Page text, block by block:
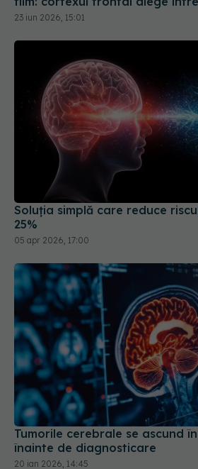
Soluția simplă care reduce
05 apr 2026, 17:00
Tumorile cerebrale se ascund
înainte de diagnosticare
20 ian 2026, 14:45